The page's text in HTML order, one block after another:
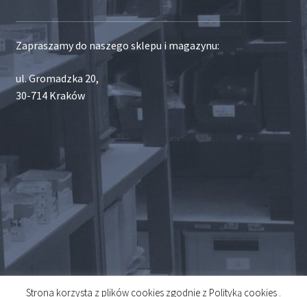
Zapraszamy do naszego sklepu i magazynu:
ul. Gromadzka 20,
30-714 Kraków
Strona korzysta z plików cookies zgodnie z Polityką cookies .